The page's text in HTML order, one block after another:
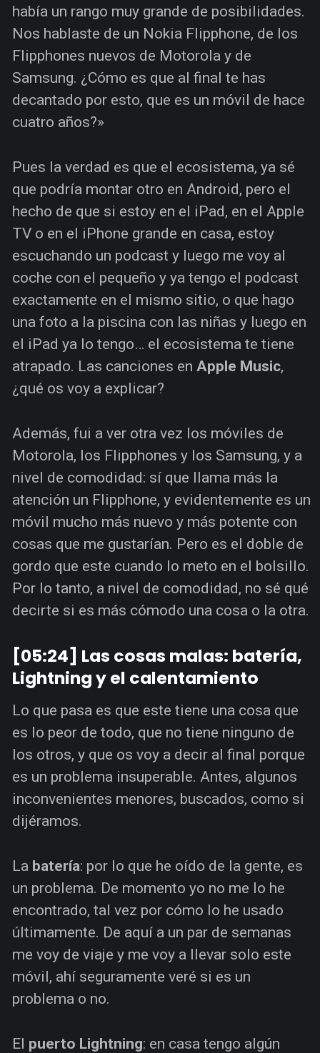
había un rango muy grande de posibilidades.
Nos hablaste de un Nokia Flipphone, de los
Flipphones nuevos de Motorola y de
Samsung. ¿Cómo es que al final te has
decantado por esto, que es un móvil de hace
cuatro años?»
Pues la verdad es que el ecosistema, ya sé
que podría montar otro en Android, pero el
hecho de que si estoy en el iPad, en el Apple
TV o en el iPhone grande en casa, estoy
escuchando un podcast y luego me voy al
coche con el pequeño y ya tengo el podcast
exactamente en el mismo sitio, o que hago
una foto a la piscina con las niñas y luego en
el iPad ya lo tengo… el ecosistema te tiene
atrapado. Las canciones en Apple Music,
¿qué os voy a explicar?
Además, fui a ver otra vez los móviles de
Motorola, los Flipphones y los Samsung, y a
nivel de comodidad: sí que llama más la
atención un Flipphone, y evidentemente es un
móvil mucho más nuevo y más potente con
cosas que me gustarían. Pero es el doble de
gordo que este cuando lo meto en el bolsillo.
Por lo tanto, a nivel de comodidad, no sé qué
decirte si es más cómodo una cosa o la otra.
[05:24] Las cosas malas: batería,
Lightning y el calentamiento
Lo que pasa es que este tiene una cosa que
es lo peor de todo, que no tiene ninguno de
los otros, y que os voy a decir al final porque
es un problema insuperable. Antes, algunos
inconvenientes menores, buscados, como si
dijéramos.
La batería: por lo que he oído de la gente, es
un problema. De momento yo no me lo he
encontrado, tal vez por cómo lo he usado
últimamente. De aquí a un par de semanas
me voy de viaje y me voy a llevar solo este
móvil, ahí seguramente veré si es un
problema o no.
El puerto Lightning: en casa tengo algún